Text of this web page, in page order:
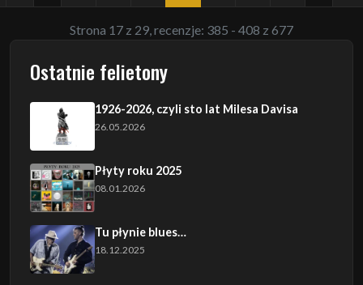
Strona 17 z 29, recenzje: 385 - 408 z 677
Ostatnie felietony
1926-2026, czyli sto lat Milesa Davisa
26.05.2026
Płyty roku 2025
08.01.2026
Tu płynie blues…
18.12.2025